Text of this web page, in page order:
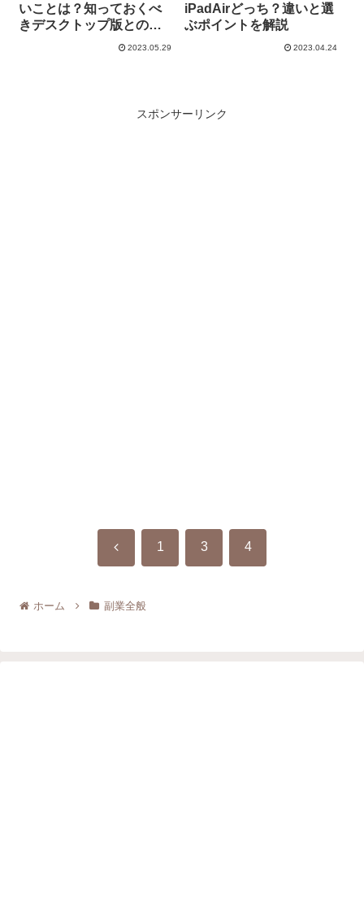
いことは？知っておくべ
きデスクトップ版との違
2023.05.29
iPadAirどっち？違いと選
ぶポイントを解説
2023.04.24
スポンサーリンク
前 1 3 4
ホーム 副業全般